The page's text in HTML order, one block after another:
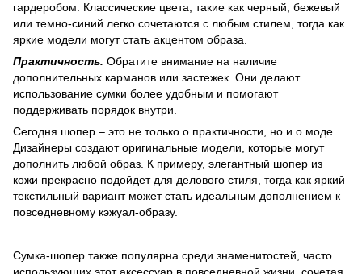
гардеробом. Классические цвета, такие как черный, бежевый
или темно-синий легко сочетаются с любым стилем, тогда как
яркие модели могут стать акцентом образа.
Практичность. Обратите внимание на наличие
дополнительных карманов или застежек. Они делают
использование сумки более удобным и помогают
поддерживать порядок внутри.
Сегодня шопер – это не только о практичности, но и о моде.
Дизайнеры создают оригинальные модели, которые могут
дополнить любой образ. К примеру, элегантный шопер из
кожи прекрасно подойдет для делового стиля, тогда как яркий
текстильный вариант может стать идеальным дополнением к
повседневному кэжуал-образу.
Сумка-шопер также популярна среди знаменитостей, часто